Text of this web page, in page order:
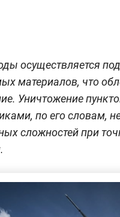
осуществляется
материалов, что
Уничтожение
по его словам,
сложностей при